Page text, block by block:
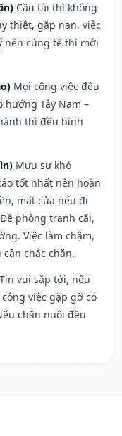
Cầu tài thì không
thiệt, gặp nạn, việc
nên cúng tế thì mới
Mọi công việc đều
Tây Nam –
thì đều bình
Mưu sự khó
tốt nhất nên hoãn
mất của nếu đi
phòng tranh cãi,
Việc làm chậm,
chắc chắn.
Tin vui sắp tới, nếu
việc gặp gỡ có
chăn nuôi đều